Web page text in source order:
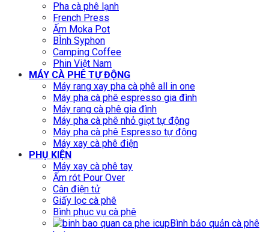
Pha cà phê lạnh
French Press
Ấm Moka Pot
BÌnh Syphon
Camping Coffee
Phin Việt Nam
MÁY CÀ PHÊ TỰ ĐỘNG
Máy rang xay pha cà phê all in one
Máy pha cà phê espresso gia đình
Máy rang cà phê gia đình
Máy pha cà phê nhỏ giọt tự động
Máy pha cà phê Espresso tự động
Máy xay cà phê điện
PHỤ KIỆN
Máy xay cà phê tay
Ấm rót Pour Over
Cân điện tử
Giấy lọc cà phê
Bình phục vụ cà phê
Bình bảo quản cà phê